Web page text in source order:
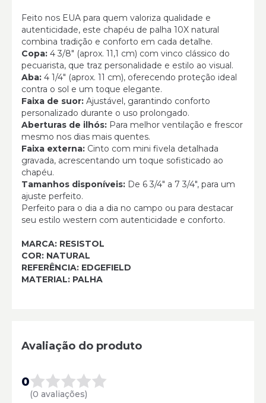
Feito nos EUA para quem valoriza qualidade e
autenticidade, este chapéu de palha 10X natural
combina tradição e conforto em cada detalhe.
Copa: 4 3/8" (aprox. 11,1 cm) com vinco clássico do
pecuarista, que traz personalidade e estilo ao visual.
Aba: 4 1/4" (aprox. 11 cm), oferecendo proteção ideal
contra o sol e um toque elegante.
Faixa de suor: Ajustável, garantindo conforto
personalizado durante o uso prolongado.
Aberturas de ilhós: Para melhor ventilação e frescor
mesmo nos dias mais quentes.
Faixa externa: Cinto com mini fivela detalhada
gravada, acrescentando um toque sofisticado ao
chapéu.
Tamanhos disponíveis: De 6 3/4" a 7 3/4", para um
ajuste perfeito.
Perfeito para o dia a dia no campo ou para destacar
seu estilo western com autenticidade e conforto.
MARCA: RESISTOL
COR: NATURAL
REFERÊNCIA: EDGEFIELD
MATERIAL: PALHA
Avaliação do produto
0
(0 avaliações)